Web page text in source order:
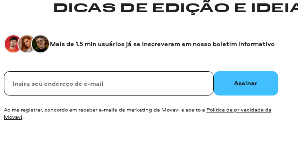
DICAS DE EDIÇÃO E
Mais de 1.5 mln usuários já se inscreveram em nosso boletim informativo
Seu e-mail Assinar
Ao me registrar, concordo em receber e-mails de marketing da Movavi e aceito a Política de privacidade da
Movavi.